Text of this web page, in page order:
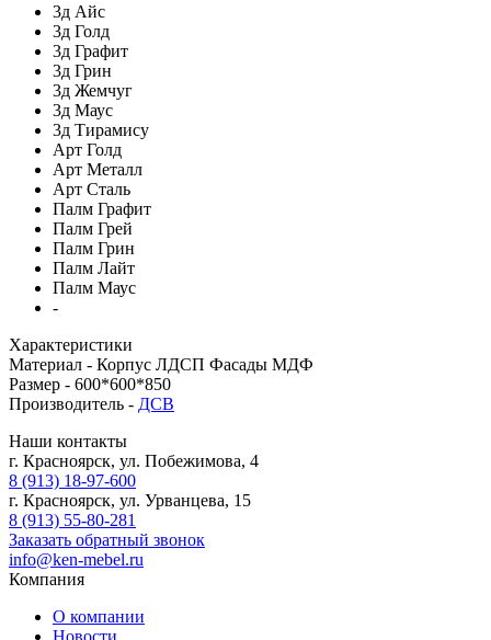
3д Айс
3д Голд
3д Графит
3д Грин
3д Жемчуг
3д Маус
3д Тирамису
Арт Голд
Арт Металл
Арт Сталь
Палм Графит
Палм Грей
Палм Грин
Палм Лайт
Палм Маус
-
Характеристики
Материал - Корпус ЛДСП Фасады МДФ
Размер - 600*600*850
Производитель - ДСВ
Наши контакты
г. Красноярск, ул. Побежимова, 4
8 (913) 18-97-600
г. Красноярск, ул. Урванцева, 15
8 (913) 55-80-281
Заказать обратный звонок
info@ken-mebel.ru
Компания
О компании
Новости